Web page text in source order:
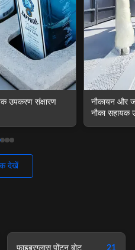
वाले पोंटून
मौसम
देखें